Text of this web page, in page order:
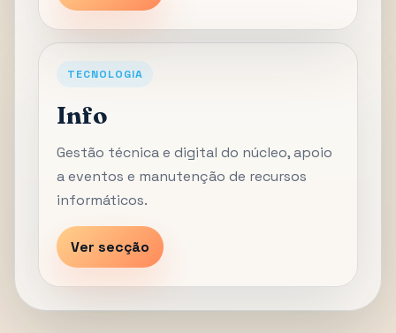
TECNOLOGIA
Info
Gestão técnica e digital do núcleo, apoio
a eventos e manutenção de recursos
informáticos.
Ver secção